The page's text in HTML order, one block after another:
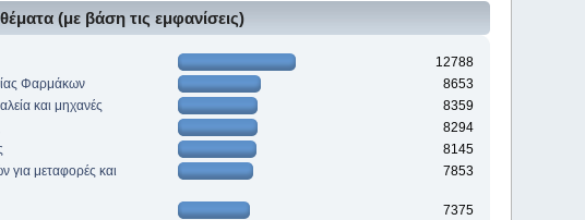
(με βάση τις εμφανίσεις)
12788
Φαρμάκων
8653
και μηχανές
8359
8294
8145
για μεταφορές και
7853
7375